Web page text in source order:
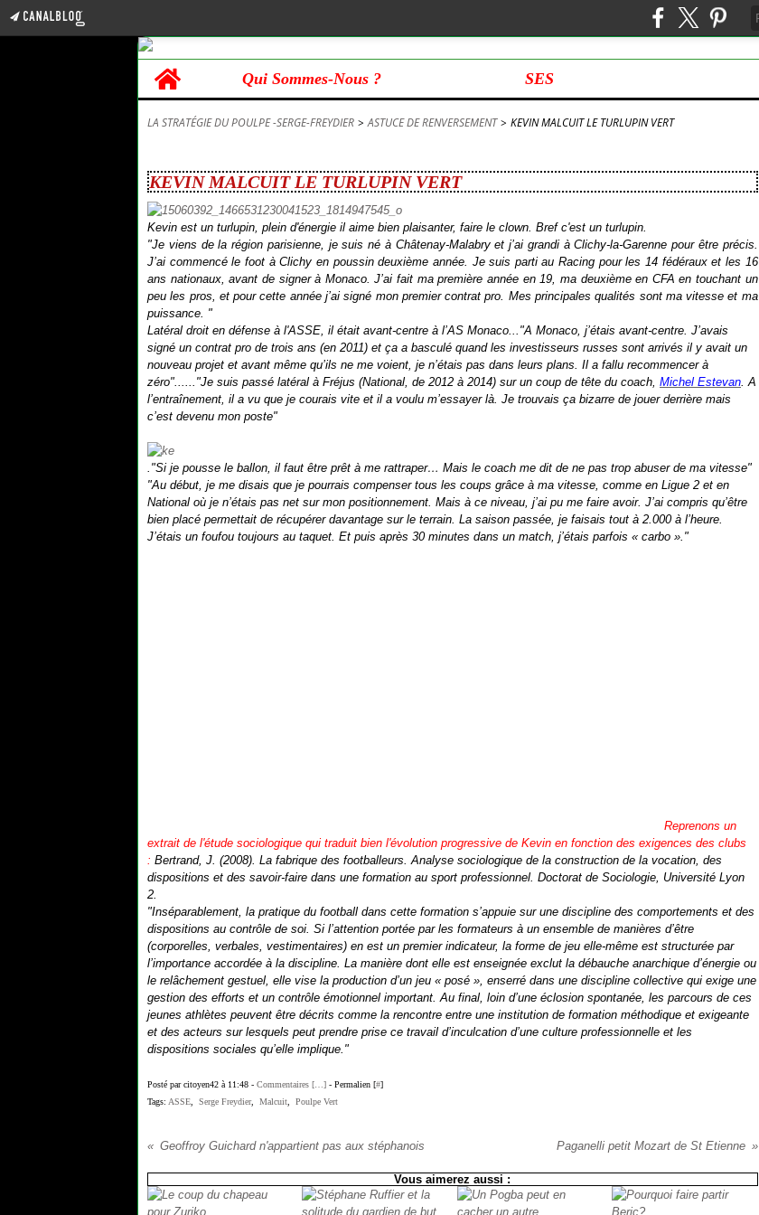
Home
Qui Sommes-Nous ? SES
LA STRATÉGIE DU POULPE -SERGE-FREYDIER > ASTUCE DE RENVERSEMENT > KEVIN MALCUIT LE TURLUPIN VERT
KEVIN MALCUIT LE TURLUPIN VERT
Kevin est un turlupin, plein d'énergie il aime bien plaisanter, faire le clown. Bref c'est un turlupin.
"Je viens de la région parisienne, je suis né à Châtenay-Malabry et j’ai grandi à Clichy-la-Garenne pour être précis.
J’ai commencé le foot à Clichy en poussin deuxième année. Je suis parti au Racing pour les 14 fédéraux et les 16
ans nationaux, avant de signer à Monaco. J’ai fait ma première année en 19, ma deuxième en CFA en touchant un
peu les pros, et pour cette année j’ai signé mon premier contrat pro. Mes principales qualités sont ma vitesse et ma
puissance. "
Latéral droit en défense à l'ASSE, il était avant-centre à l’AS Monaco..."A Monaco, j’étais avant-centre. J’avais
signé un contrat pro de trois ans (en 2011) et ça a basculé quand les investisseurs russes sont arrivés il y avait un
nouveau projet et avant même qu’ils ne me voient, je n’étais pas dans leurs plans. Il a fallu recommencer à
zéro"......"Je suis passé latéral à Fréjus (National, de 2012 à 2014) sur un coup de tête du coach, Michel Estevan. A
l’entraînement, il a vu que je courais vite et il a voulu m’essayer là. Je trouvais ça bizarre de jouer derrière mais
c’est devenu mon poste"
."Si je pousse le ballon, il faut être prêt à me rattraper… Mais le coach me dit de ne pas trop abuser de ma vitesse"
"Au début, je me disais que je pourrais compenser tous les coups grâce à ma vitesse, comme en Ligue 2 et en
National où je n’étais pas net sur mon positionnement. Mais à ce niveau, j’ai pu me faire avoir. J’ai compris qu’être
bien placé permettait de récupérer davantage sur le terrain. La saison passée, je faisais tout à 2.000 à l’heure.
J’étais un foufou toujours au taquet. Et puis après 30 minutes dans un match, j’étais parfois « carbo »."
Reprenons un
extrait de l'étude sociologique qui traduit bien l'évolution progressive de Kevin en fonction des exigences des clubs
: Bertrand, J. (2008). La fabrique des footballeurs. Analyse sociologique de la construction de la vocation, des
dispositions et des savoir-faire dans une formation au sport professionnel. Doctorat de Sociologie, Université Lyon
2.
"Inséparablement, la pratique du football dans cette formation s’appuie sur une discipline des comportements et des
dispositions au contrôle de soi. Si l’attention portée par les formateurs à un ensemble de manières d’être
(corporelles, verbales, vestimentaires) en est un premier indicateur, la forme de jeu elle-même est structurée par
l’importance accordée à la discipline. La manière dont elle est enseignée exclut la débauche anarchique d’énergie ou
le relâchement gestuel, elle vise la production d’un jeu « posé », enserré dans une discipline collective qui exige une
gestion des efforts et un contrôle émotionnel important. Au final, loin d’une éclosion spontanée, les parcours de ces
jeunes athlètes peuvent être décrits comme la rencontre entre une institution de formation méthodique et exigeante
et des acteurs sur lesquels peut prendre prise ce travail d’inculcation d’une culture professionnelle et les
dispositions sociales qu’elle implique."
Posté par citoyen42 à 11:48 - Commentaires [ ] - Permalien [#]
Tags: ASSE Serge Freydier, Malcuit Poulpe Vert
Geoffroy Guichard n'appartient pas aux stéphanois Paganelli petit Mozart de St Etienne
Vous aimerez aussi :